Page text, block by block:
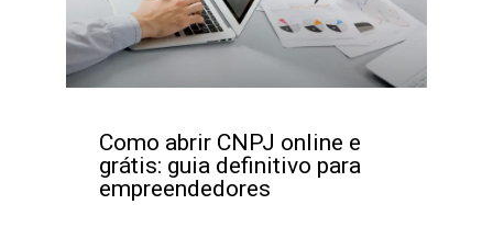
Como abrir CNPJ online e
grátis: guia definitivo para
empreendedores